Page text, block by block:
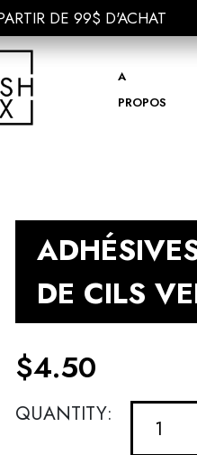
A
PROPOS
DE CILS
$4.50
QUANTITY:
DE 99$ D'ACHAT
DE 99$ D'ACHAT